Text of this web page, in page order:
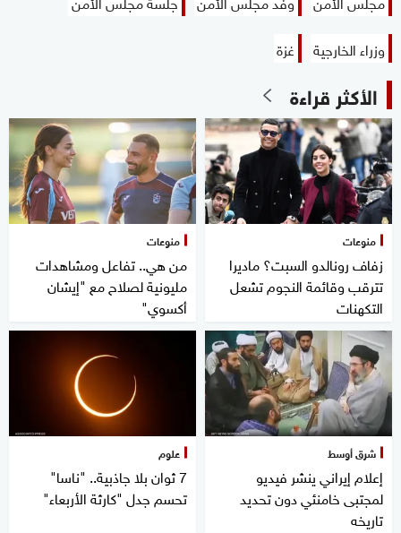
وزراء الخارجية
غزة
الأكثر قراءة
منوعات
زفاف رونالدو السبت؟ ماديرا
تترقب وقائمة النجوم تشعل
التكهنات
منوعات
من هي.. تفاعل ومشاهدات
مليونية لصلاح مع "إيشان
أكسوي"
شرق أوسط
إعلام إيراني ينشر فيديو
لمجتبى خامنئي دون تحديد
تاريخه
علوم
7 ثوان بلا جاذبية.. "ناسا"
تحسم جدل "كارثة الأربعاء"